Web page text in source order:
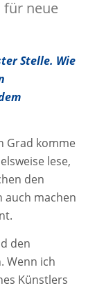
neue
Stelle. Wie
Grad komme
lese,
den
auch machen
den
Wenn ich
Künstlers